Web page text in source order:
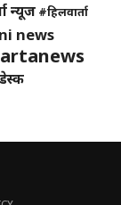
न्यूज #हिलवार्ता
news